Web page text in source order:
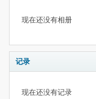
现在还没有相册
记录
现在还没有记录